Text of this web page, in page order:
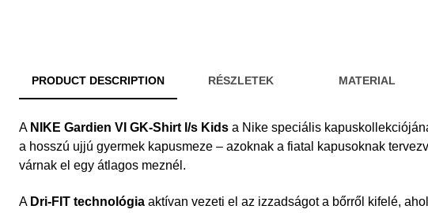
PRODUCT DESCRIPTION RÉSZLETEK MATERIAL
A NIKE Gardien VI GK-Shirt l/s Kids a Nike speciális
a hosszú ujjú gyermek kapusmeze – azoknak a fiatal kapusoknak
várnak el egy átlagos meznél.
A Dri-FIT technológia aktívan vezeti el az izzadságot a bőrről kifelé,